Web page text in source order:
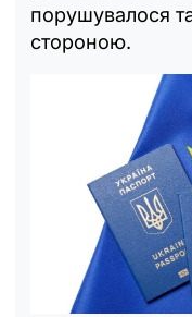
порушувалося
стороною.